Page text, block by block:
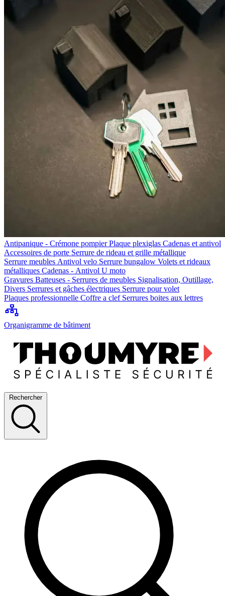
Antipanique - Crémone pompierPlaque plexiglas Cadenas et antivol
Accessoires de porte Serrure de rideau et grille métallique
Serrure meubles Antivol velo Serrure bungalow Volets et rideaux
métalliques Cadenas - Antivol U moto
Gravures Batteuses - Serrures de meubles Signalisation, Outillage,
Divers Serrures et gâches électriques Serrure pour volet
Plaques professionnelle Coffre a clef Serrures boites aux lettres
Organigramme de bâtiment
Rechercher